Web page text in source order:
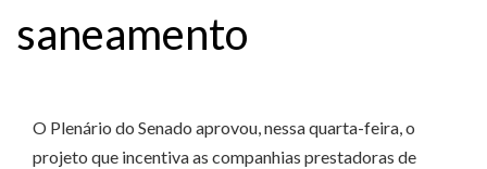
saneamento
O Plenário do Senado aprovou, nessa quarta-feira, o
projeto que incentiva as companhias prestadoras de